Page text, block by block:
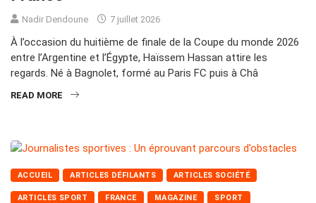
Nadir Dendoune 7 juillet 2026
À l’occasion du huitième de finale de la Coupe du monde 2026
entre l’Argentine et l’Égypte, Haïssem Hassan attire les
regards. Né à Bagnolet, formé au Paris FC puis à Châ
READ MORE
ACCUEIL ARTICLES DÉFILANTS ARTICLES SOCIÉTÉ
ARTICLES SPORT FRANCE MAGAZINE SPORT